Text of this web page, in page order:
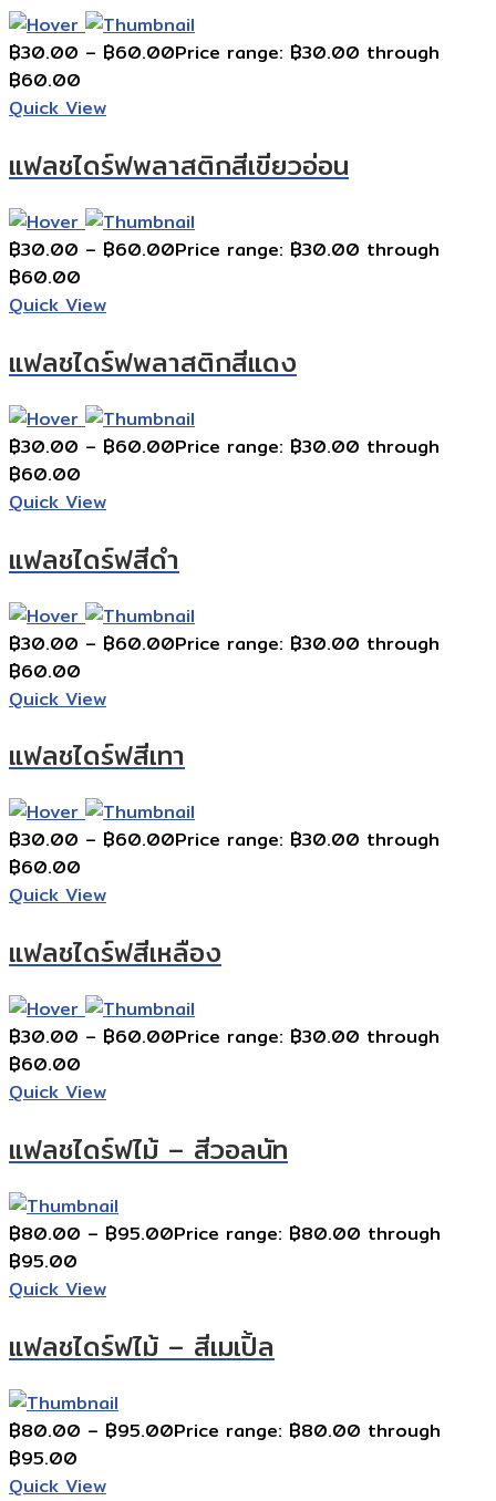
฿30.00 – ฿60.00Price range: ฿30.00 through
฿60.00
Quick View
แฟลชไดร์ฟพลาสติกสีเขียวอ่อน
฿30.00 – ฿60.00Price range: ฿30.00 through
฿60.00
Quick View
แฟลชไดร์ฟพลาสติกสีแดง
฿30.00 – ฿60.00Price range: ฿30.00 through
฿60.00
Quick View
แฟลชไดร์ฟสีดำ
฿30.00 – ฿60.00Price range: ฿30.00 through
฿60.00
Quick View
แฟลชไดร์ฟสีเทา
฿30.00 – ฿60.00Price range: ฿30.00 through
฿60.00
Quick View
แฟลชไดร์ฟสีเหลือง
฿30.00 – ฿60.00Price range: ฿30.00 through
฿60.00
Quick View
แฟลชไดร์ฟไม้ – สีวอลนัท
฿80.00 – ฿95.00Price range: ฿80.00 through
฿95.00
Quick View
แฟลชไดร์ฟไม้ – สีเมเปิ้ล
฿80.00 – ฿95.00Price range: ฿80.00 through
฿95.00
Quick View